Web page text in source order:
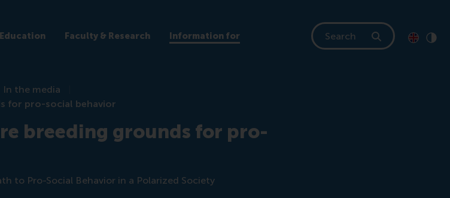
Education Faculty & Research Information for
Search
In the media
for pro-social behavior
breeding grounds for pro-
to Pro-Social Behavior in a Polarized Society